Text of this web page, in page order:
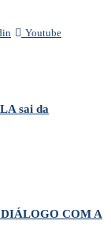
Youtube
sai da
COM A